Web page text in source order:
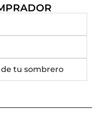
de tu sombrero